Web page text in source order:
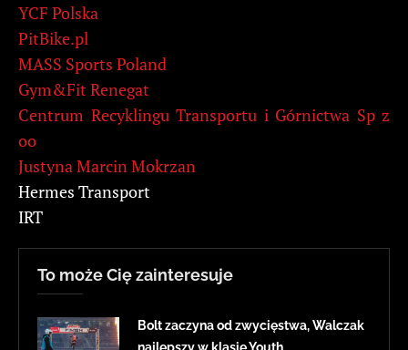
YCF Polska
PitBike.pl
MASS Sports Poland
Gym&Fit Renegat
Centrum Recyklingu Transportu i Górnictwa Sp z
oo
Justyna Marcin Mokrzan
Hermes Transport
IRT
To może Cię zainteresuje
Bolt zaczyna od zwycięstwa, Walczak
najlepszy w klasie Youth